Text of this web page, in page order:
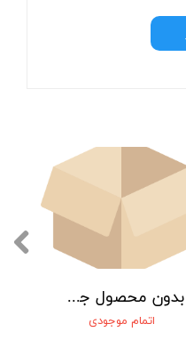
بدون محصول جهت نمایش
اتمام موجودی